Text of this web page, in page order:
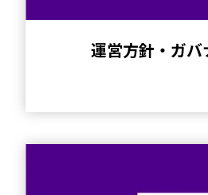
運営方針・ガバ